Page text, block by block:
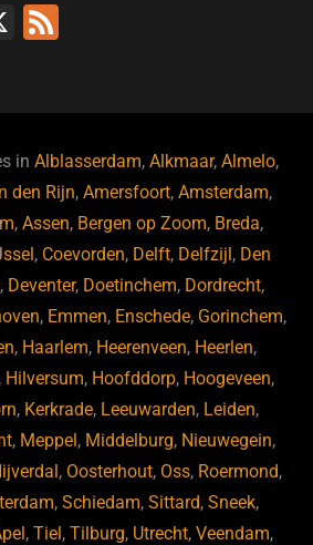
X
inAlblasserdam,Alkmaar,Almelo,
den Rijn,Amersfoort,Amsterdam,
,Assen, Bergen op Zoom, Breda,
, Coevorden, Delft, Delfzijl , Den
, Deventer, Doetinchem, Dordrecht,
, Emmen, Enschede, Gorinchem,
, Haarlem, Heerenveen, Heerlen,
, Hilversum, Hoofddorp, Hoogeveen,
, Kerkrade, Leeuwarden, Leiden,
, Meppel , Middelburg, Nieuwegein,
, Oosterhout, Oss, Roermond,
, Schiedam, Sittard, Sneek,
,Tiel ,Tilburg, Utrecht,Veendam,